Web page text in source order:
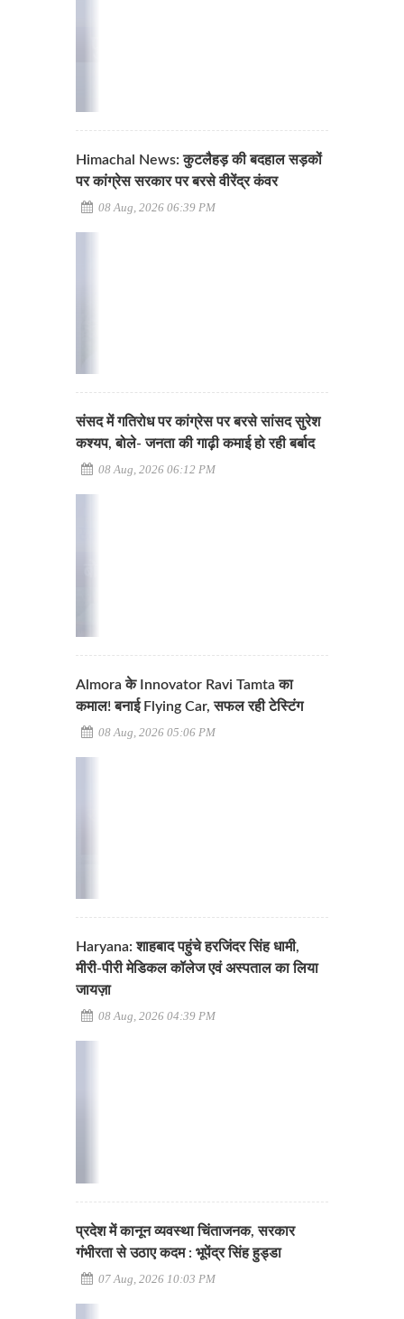
Himachal News: कुटलैहड़ की बदहाल सड़कों
पर कांग्रेस सरकार पर बरसे वीरेंद्र कंवर
08 Aug, 2026 06:39 PM
संसद में गतिरोध पर कांग्रेस पर बरसे सांसद सुरेश
कश्यप, बोले- जनता की गाढ़ी कमाई हो रही बर्बाद
08 Aug, 2026 06:12 PM
Almora के Innovator Ravi Tamta का
कमाल! बनाई Flying Car, सफल रही टेस्टिंग
08 Aug, 2026 05:06 PM
Haryana: शाहबाद पहुंचे हरजिंदर सिंह धामी,
मीरी-पीरी मेडिकल कॉलेज एवं अस्पताल का लिया
जायज़ा
08 Aug, 2026 04:39 PM
प्रदेश में कानून व्यवस्था चिंताजनक, सरकार
गंभीरता से उठाए कदम : भूपेंद्र सिंह हुड्डा
07 Aug, 2026 10:03 PM